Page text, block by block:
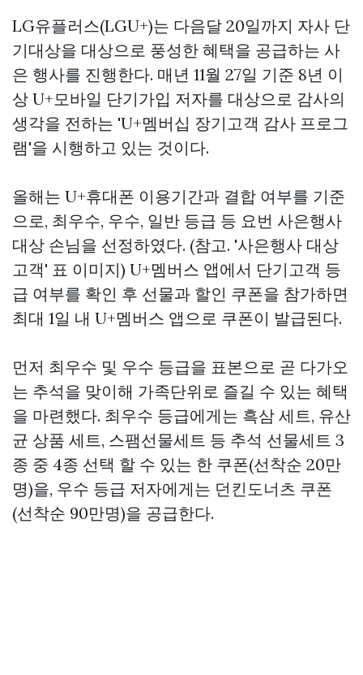
LG유플러스(LGU+)는 다음달 20일까지 자사 단
기대상을 대상으로 풍성한 혜택을 공급하는 사
은 행사를 진행한다. 매년 11월 27일 기준 8년 이
상 U+모바일 단기가입 저자를 대상으로 감사의
생각을 전하는 'U+멤버십 장기고객 감사 프로그
램'을 시행하고 있는 것이다.
올해는 U+휴대폰 이용기간과 결합 여부를 기준
으로, 최우수, 우수, 일반 등급 등 요번 사은행사
대상 손님을 선정하였다. (참고. '사은행사 대상
고객' 표 이미지) U+멤버스 앱에서 단기고객 등
급 여부를 확인 후 선물과 할인 쿠폰을 참가하면
최대 1일 내 U+멤버스 앱으로 쿠폰이 발급된다.
먼저 최우수 및 우수 등급을 표본으로 곧 다가오
는 추석을 맞이해 가족단위로 즐길 수 있는 혜택
을 마련했다. 최우수 등급에게는 흑삼 세트, 유산
균 상품 세트, 스팸선물세트 등 추석 선물세트 3
종 중 4종 선택 할 수 있는 한 쿠폰(선착순 20만
명)을, 우수 등급 저자에게는 던킨도너츠 쿠폰
(선착순 90만명)을 공급한다.